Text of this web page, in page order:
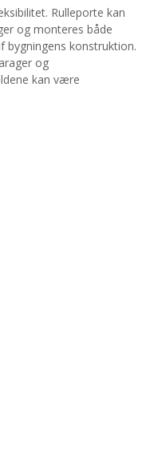
Rulleporte kan
og monteres både
bygningens konstruktion.
og
kan være